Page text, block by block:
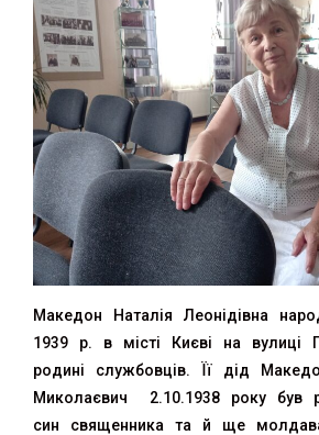
Македон Наталія Леонідівна
1939 р. в місті Києві на вулиці
родині службовців. Її дід
Миколаєвич 2.10.1938 року був
син священника та й ще